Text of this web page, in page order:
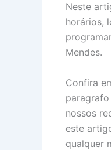
Neste
horários,
Mendes.
Confira
nossos
este
qualquer